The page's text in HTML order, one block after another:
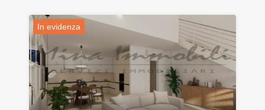
In evidenza